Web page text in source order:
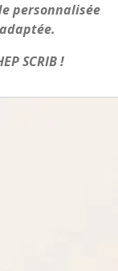
personnalisée
SCRIB !